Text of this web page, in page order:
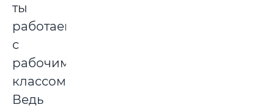
ты
работаешь
с
рабочим
классом.
Ведь